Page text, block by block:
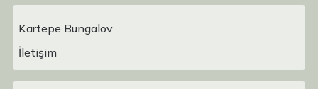
Main Navigation
Kartepe Bungalov
İletişim